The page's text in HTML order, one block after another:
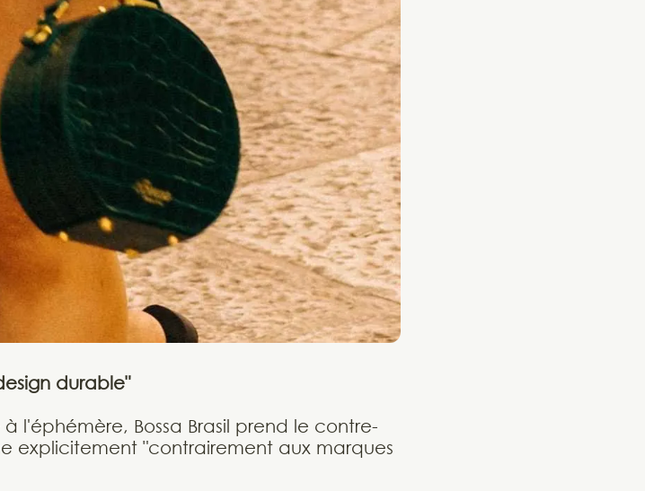
durable"
l'éphémère, Bossa Brasil prend le contre-
explicitement "contrairement aux marques